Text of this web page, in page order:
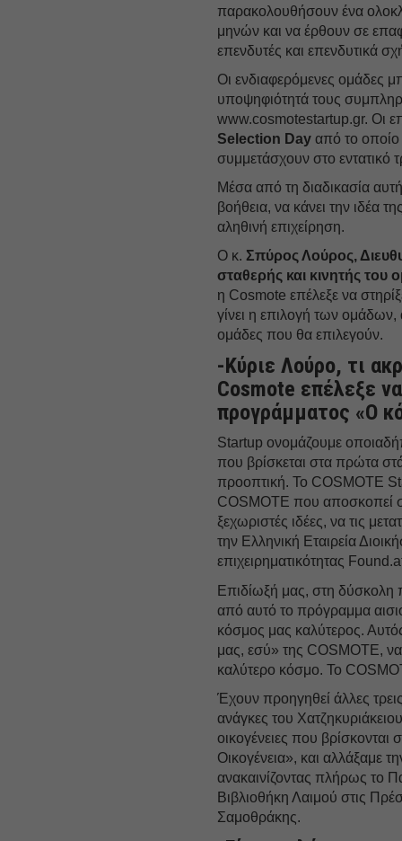
παρακολουθήσουν ένα
μηνών και να έρθουν σε
επενδυτές και επενδυτικά
Οι ενδιαφερόμενες ομάδες
υποψηφιότητά τους
www.cosmotestartup.gr. Οι
Selection Day από το
συμμετάσχουν στο εντατικό
Μέσα από τη διαδικασία
βοήθεια, να κάνει την ιδέα
αληθινή επιχείρηση.
Ο κ.Σπύρος Λούρος,
σταθερής και κινητής του
η Cosmote επέλεξε να
γίνει η επιλογή των ομάδων,
ομάδες που θα επιλεγούν.
-Κύριε Λούρο, τι
Cosmote επέλεξε
προγράμματος «Ο
Startup ονομάζουμε
που βρίσκεται στα πρώτα
προοπτική. Το COSMOTE
COSMOTE που αποσκοπεί
ξεχωριστές ιδέες, να τις
την Ελληνική Εταιρεία
επιχειρηματικότητας
Επιδίωξή μας, στη δύσκολη
από αυτό το πρόγραμμα
κόσμος μας καλύτερος.
μας, εσύ» της COSMOTE, να
καλύτερο κόσμο. Το
Έχουν προηγηθεί άλλες
ανάγκες του
οικογένειες που
Οικογένεια», και αλλάξαμε
ανακαινίζοντας πλήρως το
Βιβλιοθήκη Λαιμού στις
Σαμοθράκης.